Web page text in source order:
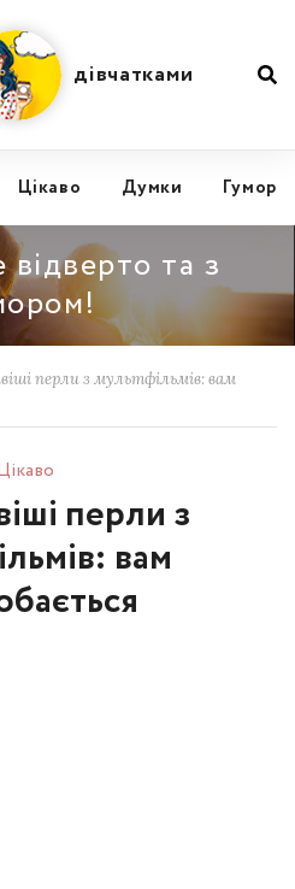
Цікаво Думки Гумор
дівчатками
та з
перли з мультфільмів: вам
перли з
вам